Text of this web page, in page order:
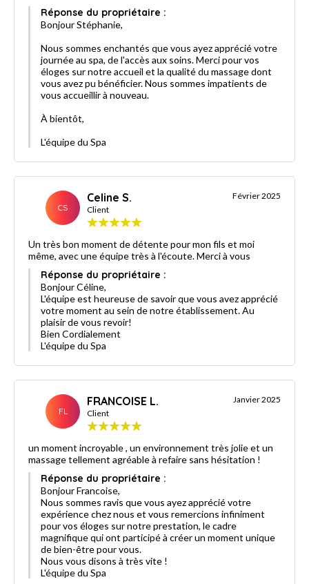
Réponse du propriétaire :
Bonjour Stéphanie,
Nous sommes enchantés que vous ayez apprécié votre
journée au spa, de l'accès aux soins. Merci pour vos
éloges sur notre accueil et la qualité du massage dont
vous avez pu bénéficier. Nous sommes impatients de
vous accueillir à nouveau.
À bientôt,
L'équipe du Spa
CS
Celine S.
Client
Février 2025
Un très bon moment de détente pour mon fils et moi
même, avec une équipe très à l'écoute. Merci à vous
Réponse du propriétaire :
Bonjour Céline,
L'équipe est heureuse de savoir que vous avez apprécié
votre moment au sein de notre établissement. Au
plaisir de vous revoir!
Bien Cordialement
L'équipe du Spa
FL
FRANCOISE L.
Client
Janvier 2025
un moment incroyable , un environnement très jolie et un
massage tellement agréable à refaire sans hésitation !
Réponse du propriétaire :
Bonjour Francoise,
Nous sommes ravis que vous ayez apprécié votre
expérience chez nous et vous remercions infiniment
pour vos éloges sur notre prestation, le cadre
magnifique qui ont participé à créer un moment unique
de bien-être pour vous.
Nous vous disons à très vite !
L'équipe du Spa